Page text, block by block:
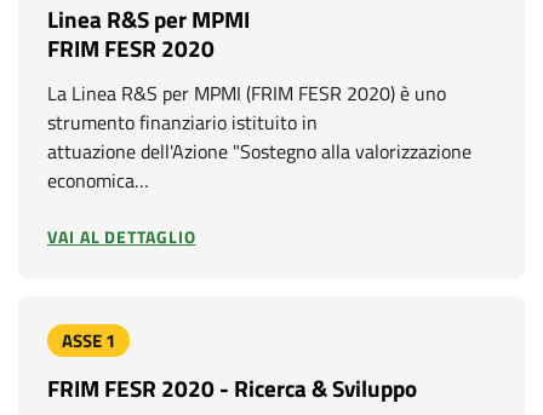
Linea R&S per MPMI
FRIM FESR 2020
La Linea R&S per MPMI (FRIM FESR 2020) è uno
strumento finanziario istituito in
attuazione dell'Azione "Sostegno alla valorizzazione
economica…
VAI AL DETTAGLIO
ASSE 1
FRIM FESR 2020 - Ricerca & Sviluppo